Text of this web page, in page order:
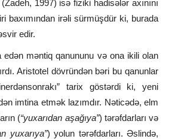
1997) isə fiziki hadisələr axınını
baxımından irəli sürmüşdür ki, burada
edir.
edən məntiq qanununu və ona ikili olan
Aristotel dövründən bəri bu qanunlar
tarix göstərdi ki, yeni
imtina etmək lazımdır. Nəticədə, elm
(“yuxarıdan aşağıya”) tərəfdarları və
yuxarıya”) yolun tərəfdarları. Əslində,